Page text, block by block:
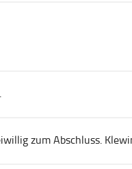
zum Abschluss.